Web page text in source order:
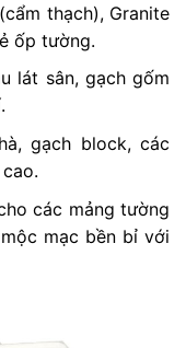
thạch), Granite
ốp tường.
lát sân, gạch gốm
gạch block, các
các mảng tường
mạc bền bỉ với